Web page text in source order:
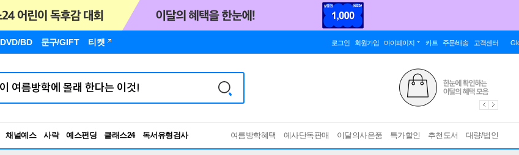
DVD/BD 문구/GIFT 티켓 로그인 회원가입 마이페이지 카트 주문/배송 고객센터
채널예스 사락 예스펀딩 클래스24
RBTI Lab
독서유형검사
여름방학혜택 예사단독판매 이달의사은품 특가할인 추천도서 대량/법인